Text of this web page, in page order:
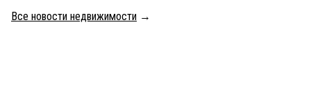
Все новости недвижимости →